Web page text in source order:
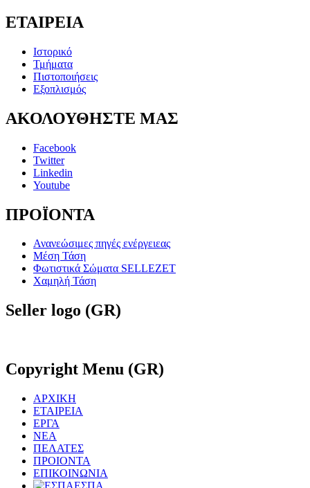
ΕΤΑΙΡΕΙΑ
Ιστορικό
Τμήματα
Πιστοποιήσεις
Εξοπλισμός
ΑΚΟΛΟΥΘΗΣΤΕ ΜΑΣ
Facebook
Twitter
Linkedin
Youtube
ΠΡΟΪΟΝΤΑ
Ανανεώσιμες πηγές ενέργειεας
Μέση Τάση
Φωτιστικά Σώματα SELLEZET
Χαμηλή Τάση
Seller logo (GR)
Copyright Menu (GR)
ΑΡΧΙΚΗ
ΕΤΑΙΡΕΙΑ
ΕΡΓΑ
ΝΕΑ
ΠΕΛΑΤΕΣ
ΠΡΟΙΟΝΤΑ
ΕΠΙΚΟΙΝΩΝΙΑ
ΕΣΠΑ